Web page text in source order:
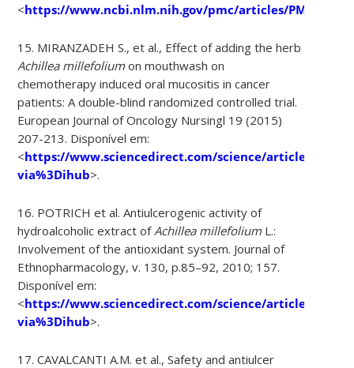
<https://www.ncbi.nlm.nih.gov/pmc/articles/
15. MIRANZADEH S., et al., Effect of adding the herb
Achillea millefolium on mouthwash on
chemotherapy induced oral mucositis in cancer
patients: A double-blind randomized controlled trial.
European Journal of Oncology Nursingl 19 (2015)
207-213. Disponível em:
<https://www.sciencedirect.com/science/article/pii/
via%3Dihub>.
16. POTRICH et al. Antiulcerogenic activity of
hydroalcoholic extract ofAchillea millefolium L.:
Involvement of the antioxidant system. Journal of
Ethnopharmacology, v. 130, p.85–92, 2010; 157.
Disponível em:
<https://www.sciencedirect.com/science/article/pii/
via%3Dihub>.
17. CAVALCANTI A.M. et al., Safety and antiulcer